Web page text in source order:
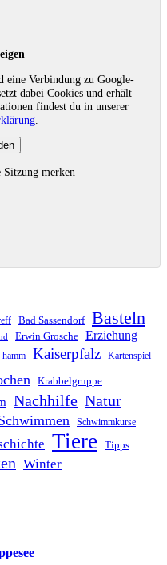
Verbindung zu Google-
dabei Cookies und erhält
findest du in unserer
Sitzung merken
Bad Sassendorf Basteln
Erwin Grosche Erziehung
hamm Kaiserpfalz Kartenspiel
Krabbelgruppe
Nachhilfe Natur
Schwimmkurse
Tiere Tipps
Winter